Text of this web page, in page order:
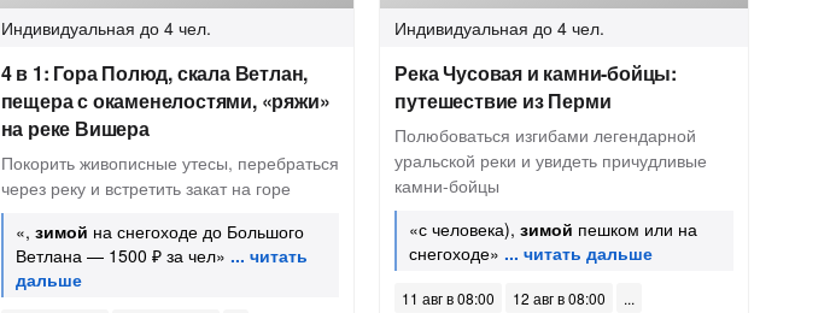
Индивидуальная до 4 чел.
4 в 1: Гора Полюд, скала Ветлан,
пещера с окаменелостями, «ряжи»
на реке Вишера
Покорить живописные утесы, перебраться
через реку и встретить закат на горе
«, зимой на снегоходе до Большого
Ветлана — 1500 ₽ за чел»
Индивидуальная до 4 чел.
Река Чусовая и камни-бойцы:
путешествие из Перми
Полюбоваться изгибами легендарной
уральской реки и увидеть причудливые
камни-бойцы
«с человека),зимой пешком или на
снегоходе»
11 авг в 08:00
12 авг в 08:00